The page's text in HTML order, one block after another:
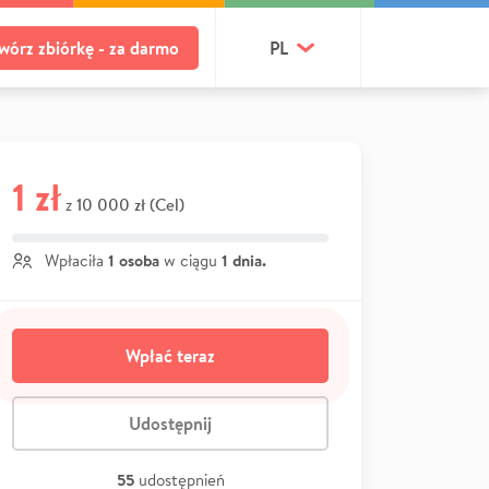
zbiórkę - za darmo PL
1 zł z 10 000 zł (Cel)
Wpłaciła 1 osoba w ciągu 1 dnia.
Wpłać teraz
Udostępnij
55 udostępnień